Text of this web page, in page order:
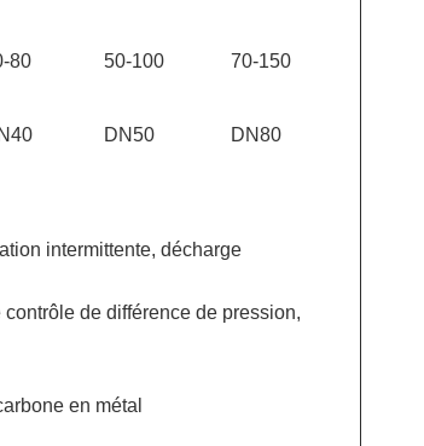
80 50-100 70-150
DN50 DN80
intermittente, décharge
de différence de pression,
en métal